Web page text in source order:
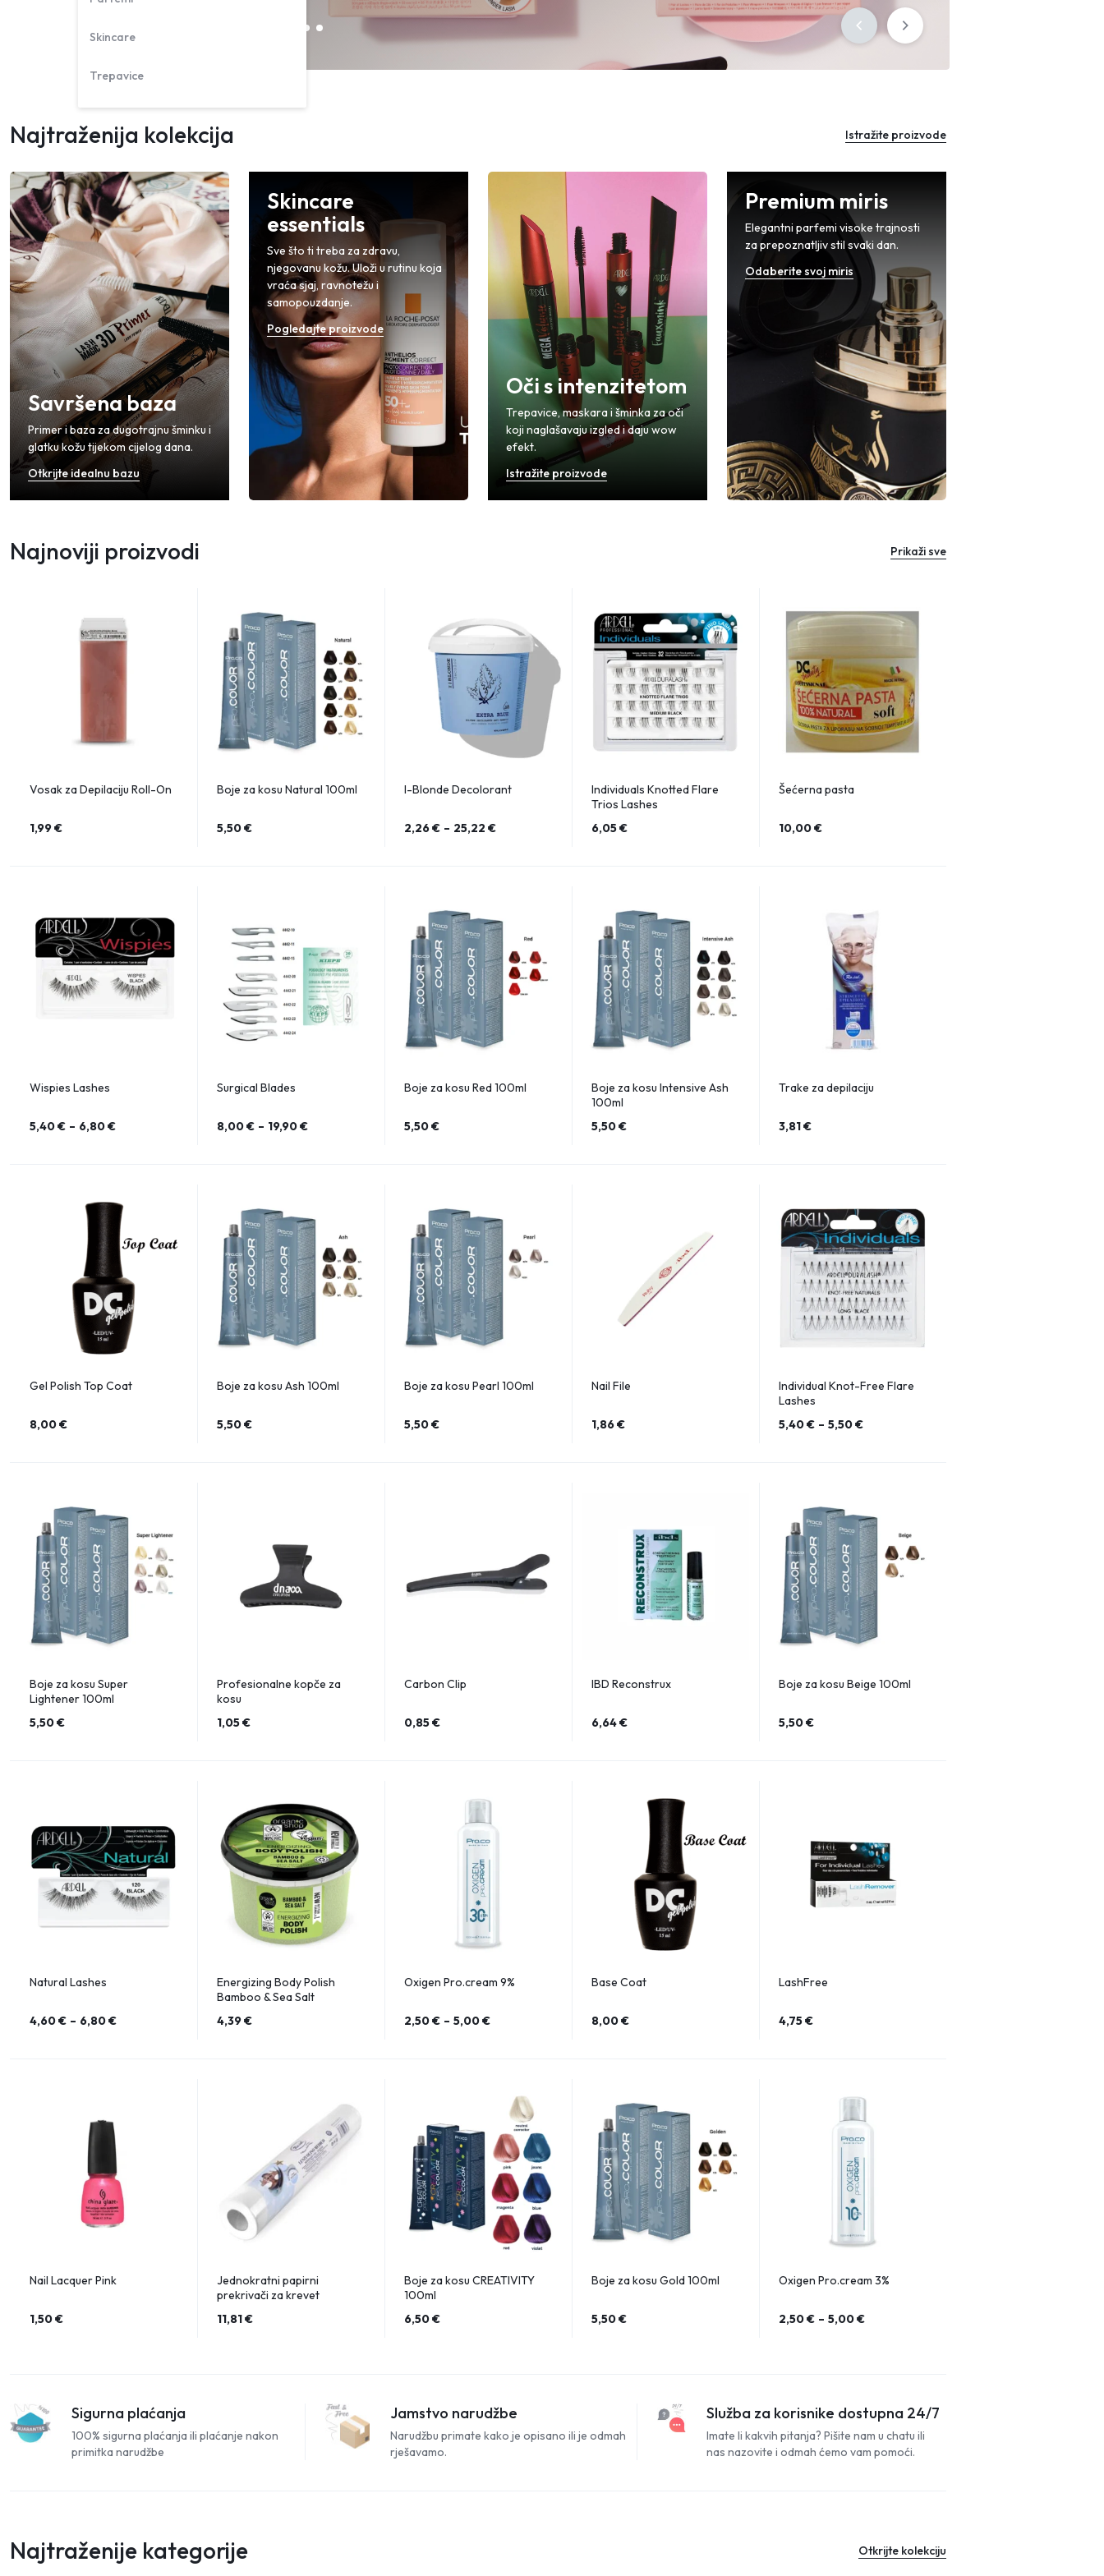
Sign in
Skincare
Trepavice
Najtraženija kolekcija Istražite proizvode
Savršena baza
Primer i baza za dugotrajnu šminku i
glatku kožu tijekom cijelog dana.
Otkrijte idealnu bazu
Skincare
essentials
Sve što ti treba za zdravu,
njegovanu kožu. Uloži u rutinu koja
vraća sjaj, ravnotežu i
samopouzdanje.
Pogledajte proizvode
Oči s intenzitetom
Trepavice, maskara i šminka za oči
koji naglašavaju izgled i daju wow
efekt.
Istražite proizvode
Premium miris
Elegantni parfemi visoke trajnosti
za prepoznatljiv stil svaki dan.
Odaberite svoj miris
Najnoviji proizvodi Prikaži sve
Vosak za Depilaciju Roll-On
1,99€
Boje za kosu Natural 100ml
5,50€
I-Blonde Decolorant
2,26€ – 25,22 €
Individuals Knotted Flare
Trios Lashes
6,05€
Šećerna pasta
10,00€
Wispies Lashes
5,40€ – 6,80€
Surgical Blades
8,00€ – 19,90€
Boje za kosu Red 100ml
5,50€
Boje za kosu Intensive Ash
100ml
5,50€
Trake za depilaciju
3,81€
Gel Polish Top Coat
8,00€
Boje za kosu Ash 100ml
5,50€
Boje za kosu Pearl 100ml
5,50€
Nail File
1,86€
Individual Knot-Free Flare
Lashes
5,40€ – 5,50€
Boje za kosu Super
Lightener 100ml
5,50€
Profesionalne kopče za
kosu
1,05€
Carbon Clip
0,85€
IBD Reconstrux
6,64€
Boje za kosu Beige 100ml
5,50€
Natural Lashes
4,60€ – 6,80€
Energizing Body Polish
Bamboo & Sea Salt
4,39€
Oxigen Pro.cream 9%
2,50€ – 5,00€
Base Coat
8,00€
LashFree
4,75€
Nail Lacquer Pink
1,50€
Jednokratni papirni
prekrivači za krevet
11,81€
Boje za kosu CREATIVITY
100ml
6,50€
Boje za kosu Gold 100ml
5,50€
Oxigen Pro.cream 3%
2,50€ – 5,00€
Sigurna plaćanja
100% sigurna plaćanja ili plaćanje nakon
primitka narudžbe
Jamstvo narudžbe
Narudžbu primate kako je opisano ili je odmah
rješavamo.
Služba za korisnike dostupna 24/7
Imate li kakvih pitanja? Pišite nam u chatu ili
nas nazovite i odmah ćemo vam pomoći.
Najtraženije kategorije Otkrijte kolekciju